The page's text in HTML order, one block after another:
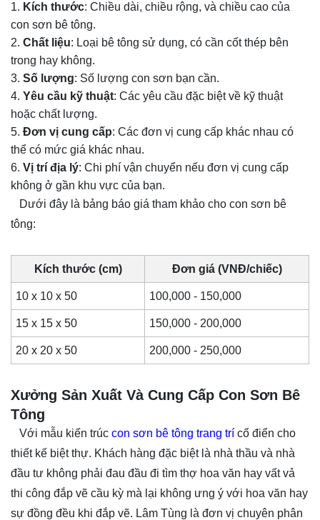
Kích thước: Chiều dài, chiều rộng, và chiều cao của
con sơn bê tông.
Chất liệu: Loại bê tông sử dụng, có cần cốt thép bên
trong hay không.
Số lượng: Số lượng con sơn bạn cần.
Yêu cầu kỹ thuật: Các yêu cầu đặc biệt về kỹ thuật
hoặc chất lượng.
Đơn vị cung cấp: Các đơn vị cung cấp khác nhau có
thể có mức giá khác nhau.
Vị trí địa lý: Chi phí vận chuyển nếu đơn vị cung cấp
không ở gần khu vực của bạn.
Dưới đây là bảng báo giá tham khảo cho con sơn bê
tông:
Kích thước (cm) Đơn giá (VNĐ/chiếc)
10 x 10 x 50 100,000 - 150,000
15 x 15 x 50 150,000 - 200,000
20 x 20 x 50 200,000 - 250,000
Xưởng Sản Xuất Và Cung Cấp Con Sơn Bê
Tông
Với mẫu kiến trúc con sơn bê tông trang trí cổ điển cho
thiết kế biệt thự. Khách hàng đặc biệt là nhà thầu và nhà
đầu tư không phải đau đầu đi tìm thợ hoa văn hay vất vả
thi công đắp vẽ cầu kỳ mà lại không ưng ý với hoa văn hay
sự đồng đều khi đắp vẽ. Lâm Tùng là đơn vị chuyên phân